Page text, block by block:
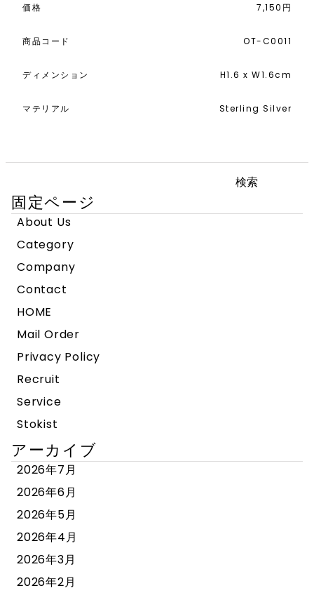
価格 7,150円
商品コード OT-C0011
ディメンション H1.6 x W1.6cm
マテリアル Sterling Silver
索:
固定ページ
About Us
Category
Company
Contact
HOME
Mail Order
Privacy Policy
Recruit
Service
Stokist
アーカイブ
2026年7月
2026年6月
2026年5月
2026年4月
2026年3月
2026年2月